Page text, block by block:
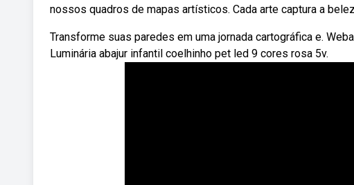
nossos quadros de mapas artísticos. Cada arte captura a
Transforme suas paredes em uma jornada cartográfica e.
Luminária abajur infantil coelhinho pet led 9 cores rosa 5v.